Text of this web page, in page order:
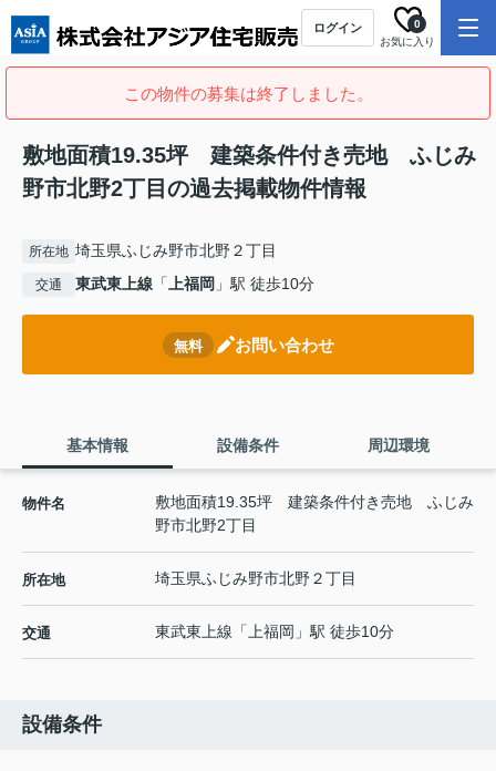
ログイン
お気に入り
0
この物件の募集は終了しました。
敷地面積19.35坪 建築条件付き売地 ふじみ
野市北野2丁目の過去掲載物件情報
所在地 埼玉県ふじみ野市北野２丁目
交通 東武東上線 「 上福岡 」駅 徒歩10分
無料 お問い合わせ
基本情報 設備条件 周辺環境
物件名
敷地面積19.35坪 建築条件付き売地 ふじみ
野市北野2丁目
所在地 埼玉県ふじみ野市北野２丁目
交通 東武東上線 「 上福岡 」駅 徒歩10分
設備条件